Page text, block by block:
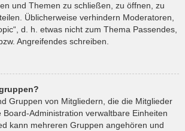
und Themen zu schließen, zu öffnen, zu
Üblicherweise verhindern Moderatoren,
d. h. etwas nicht zum Thema Passendes,
Angreifendes schreiben.
Gruppen von Mitgliedern, die die Mitglieder
Administration verwaltbare Einheiten
kann mehreren Gruppen angehören und